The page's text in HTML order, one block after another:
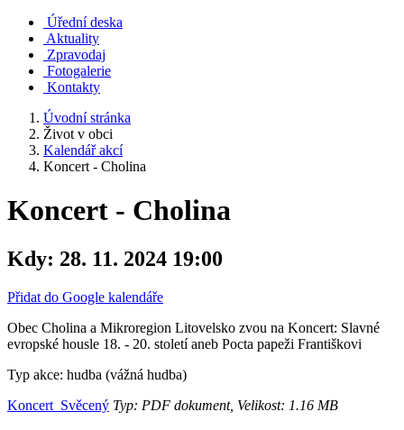
Úřední deska
Aktuality
Zpravodaj
Fotogalerie
Kontakty
Úvodní stránka
Život v obci
Kalendář akcí
Koncert - Cholina
Koncert - Cholina
Kdy: 28. 11. 2024 19:00
Přidat do Google kalendáře
Obec Cholina a Mikroregion Litovelsko zvou na Koncert: Slavné
evropské housle 18. - 20. století aneb Pocta papeži Františkovi
Typ akce: hudba (vážná hudba)
Koncert_Svěcený Typ: PDF dokument, Velikost: 1.16 MB